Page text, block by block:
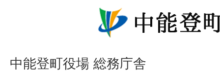
中能登町役場 総務庁舎